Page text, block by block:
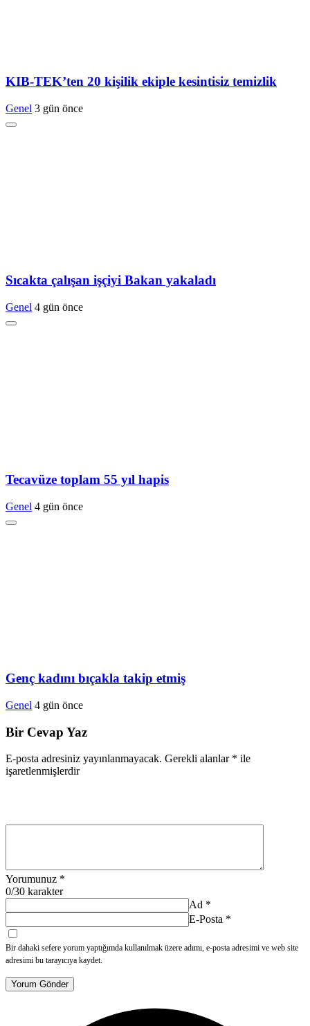
KIB-TEK’ten 20 kişilik ekiple kesintisiz temizlik
Genel 3 gün önce
Sıcakta çalışan işçiyi Bakan yakaladı
Genel 4 gün önce
Tecavüze toplam 55 yıl hapis
Genel 4 gün önce
Genç kadını bıçakla takip etmiş
Genel 4 gün önce
Bir Cevap Yaz
E-posta adresiniz yayınlanmayacak. Gerekli alanlar * ile
işaretlenmişlerdir
Yorumunuz *
0/30 karakter
Ad *
E-Posta *
Bir dahaki sefere yorum yaptığımda kullanılmak üzere adımı, e-posta adresimi ve web site
adresimi bu tarayıcıya kaydet.
Yorum Gönder